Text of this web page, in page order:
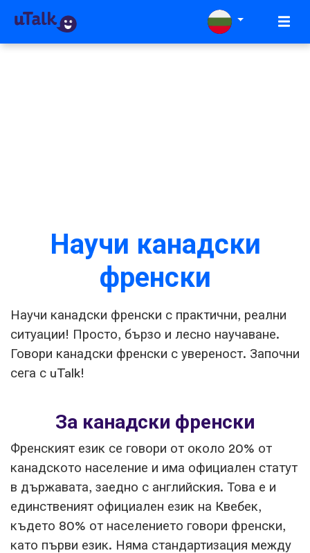
Научи канадски
френски
Научи канадски френски с практични, реални
ситуации! Просто, бързо и лесно научаване.
Говори канадски френски с увереност. Започни
сега с uTalk!
За канадски френски
Френският език се говори от около 20% от
канадското население и има официален статут
в държавата, заедно с английския. Това е и
единственият официален език на Квебек,
където 80% от населението говори френски,
като първи език. Няма стандартизация между